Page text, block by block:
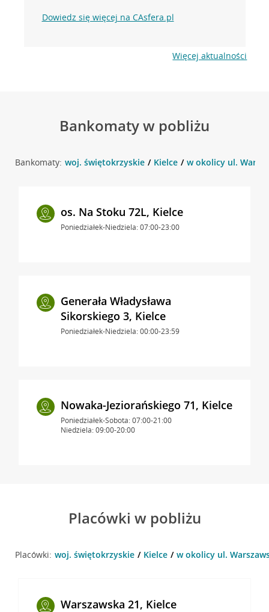
Dowiedz się więcej na CAsfera.pl
Więcej aktualności
Bankomaty w pobliżu
Bankomaty: woj. świętokrzyskie Kielce w okolicy ul.
os. Na Stoku 72L, Kielce
Poniedziałek-Niedziela: 07:00-23:00
Generała Władysława
Sikorskiego 3, Kielce
Poniedziałek-Niedziela: 00:00-23:59
Nowaka-Jeziorańskiego 71, Kielce
Poniedziałek-Sobota: 07:00-21:00
Niedziela: 09:00-20:00
Placówki w pobliżu
Placówki: woj. świętokrzyskie Kielce w okolicy ul.
Warszawska 21, Kielce